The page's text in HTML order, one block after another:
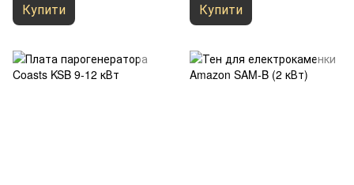
Купити Купити